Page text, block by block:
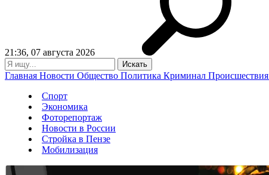
21:36, 07 августа 2026
Главная Новости Общество Политика Криминал Происшествия
Спорт
Экономика
Фоторепортаж
Новости в России
Стройка в Пензе
Мобилизация